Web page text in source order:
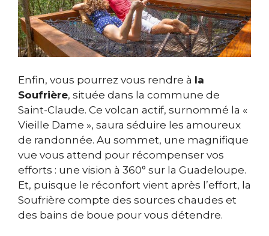
Enfin, vous pourrez vous rendre à la
Soufrière, située dans la commune de
Saint-Claude. Ce volcan actif, surnommé la «
Vieille Dame », saura séduire les amoureux
de randonnée. Au sommet, une magnifique
vue vous attend pour récompenser vos
efforts : une vision à 360° sur la Guadeloupe.
Et, puisque le réconfort vient après l’effort, la
Soufrière compte des sources chaudes et
des bains de boue pour vous détendre.